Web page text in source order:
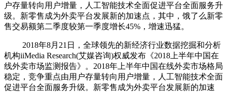
户存量转向用户增量，人工智能技术全面促进平台全面服务升
级。新零售成为外卖平台发展新的加速点，其中，饿了么新零
售交易额第二季度较第一季度增长45%，增速迅猛。
2018年8月21日，全球领先的新经济行业数据挖掘和分析
机构iiMedia Research(艾媒咨询)权威发布《2018上半年中国在
线外卖市场监测报告》。2018年上半年中国在线外卖市场格局
稳定，竞争重点由用户存量转向用户增量，人工智能技术全面
促进平台全面服务升级。新零售成为外卖平台发展新的加速